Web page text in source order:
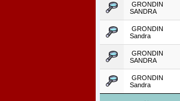
GRONDIN
SANDRA
GRONDIN
Sandra
GRONDIN
SANDRA
GRONDIN
Sandra